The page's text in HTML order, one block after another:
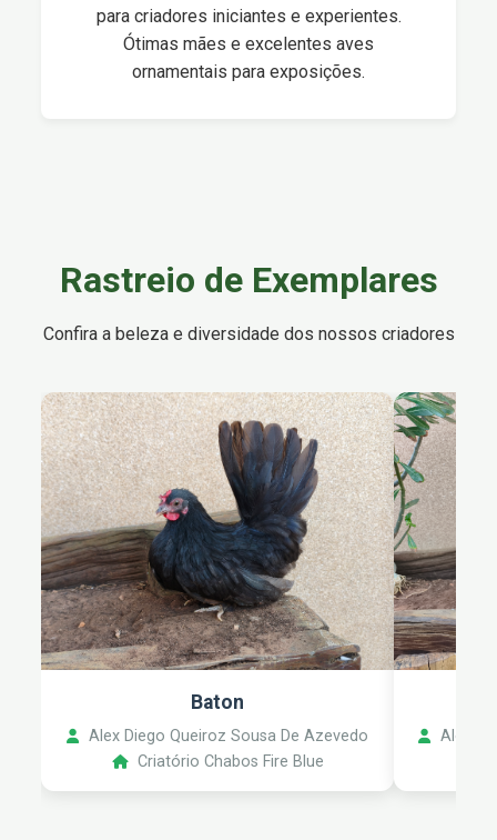
para criadores iniciantes e experientes.
Ótimas mães e excelentes aves
ornamentais para exposições.
Rastreio de Exemplares
Confira a beleza e diversidade dos nossos criadores
Baton
Alex Diego Queiroz Sousa De Azevedo
Criatório Chabos Fire Blue
Alex